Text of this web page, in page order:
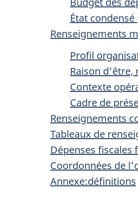
État
Renseignements
Profil
Raison d'être,
Contexte
Cadre de
Renseignements
Tableaux de
Dépenses fiscales
Coordonnées de
Annexe:définitions